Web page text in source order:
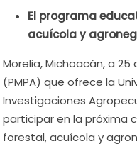
El programa
acuícola y
Morelia, Michoacán, a
(PMPA) que ofrece la
Investigaciones
participar en la próxima
forestal, acuícola y